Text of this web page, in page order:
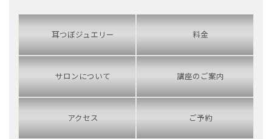
耳つぼジュエリー 料金
サロンについて 講座のご案内
アクセス ご予約